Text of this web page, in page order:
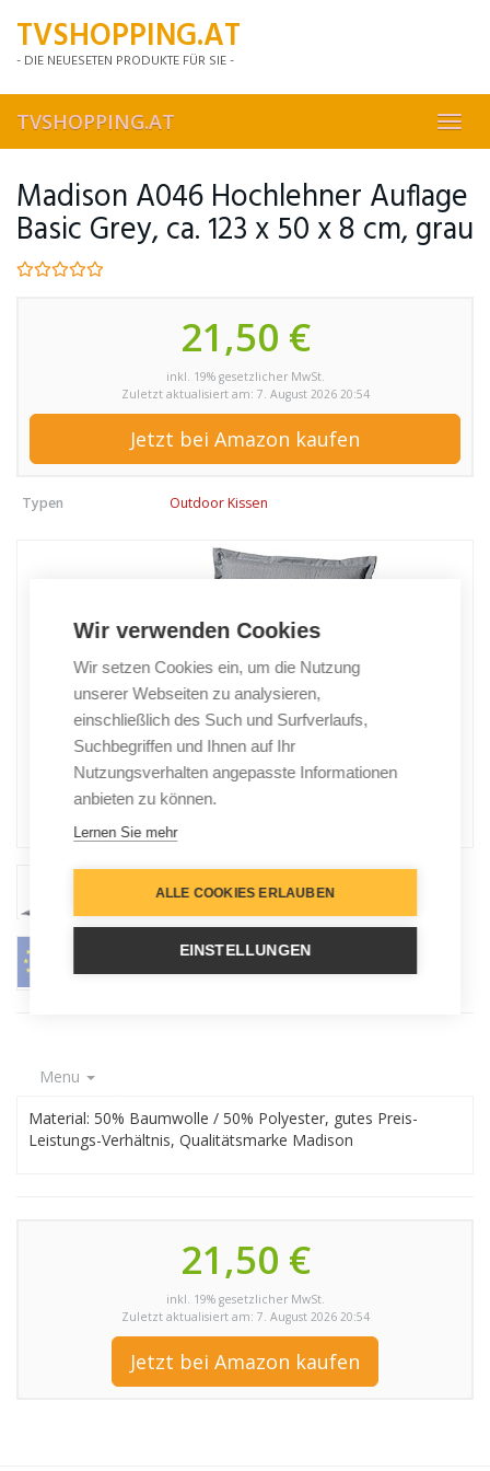
mainTVSHOPPING.AT
- DIE NEUESETEN PRODUKTE FÜR SIE -
TVSHOPPING.AT
Madison A046 Hochlehner Auflage
Basic Grey, ca. 123 x 50 x 8 cm, grau
21,50 €
inkl. 19% gesetzlicher MwSt.
Zuletzt aktualisiert am: 7. August 2026 20:54
Jetzt bei Amazon kaufen
Typen Outdoor Kissen
Menu
Material: 50% Baumwolle / 50% Polyester, gutes Preis-
Leistungs-Verhältnis, Qualitätsmarke Madison
21,50 €
inkl. 19% gesetzlicher MwSt.
Zuletzt aktualisiert am: 7. August 2026 20:54
Jetzt bei Amazon kaufen
Wir verwenden Cookies
Wir setzen Cookies ein, um die Nutzung
unserer Webseiten zu analysieren,
einschließlich des Such und Surfverlaufs,
Suchbegriffen und Ihnen auf Ihr
Nutzungsverhalten angepasste Informationen
anbieten zu können.
Lernen Sie mehr
ALLE COOKIES ERLAUBEN
EINSTELLUNGEN